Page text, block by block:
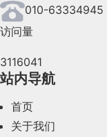
2024年6月(63)
2024年4月(44)
2024年2月(58)
010-63334945
访问量
3116041
站内导航
首页
关于我们